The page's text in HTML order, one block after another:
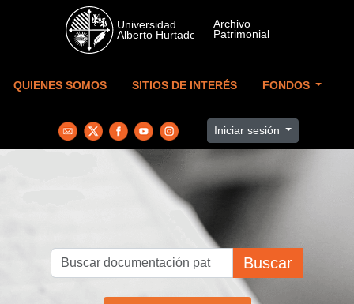
Skip to main content
QUIENES SOMOS SITIOS DE INTERÉS FONDOS
Iniciar sesión
Buscar